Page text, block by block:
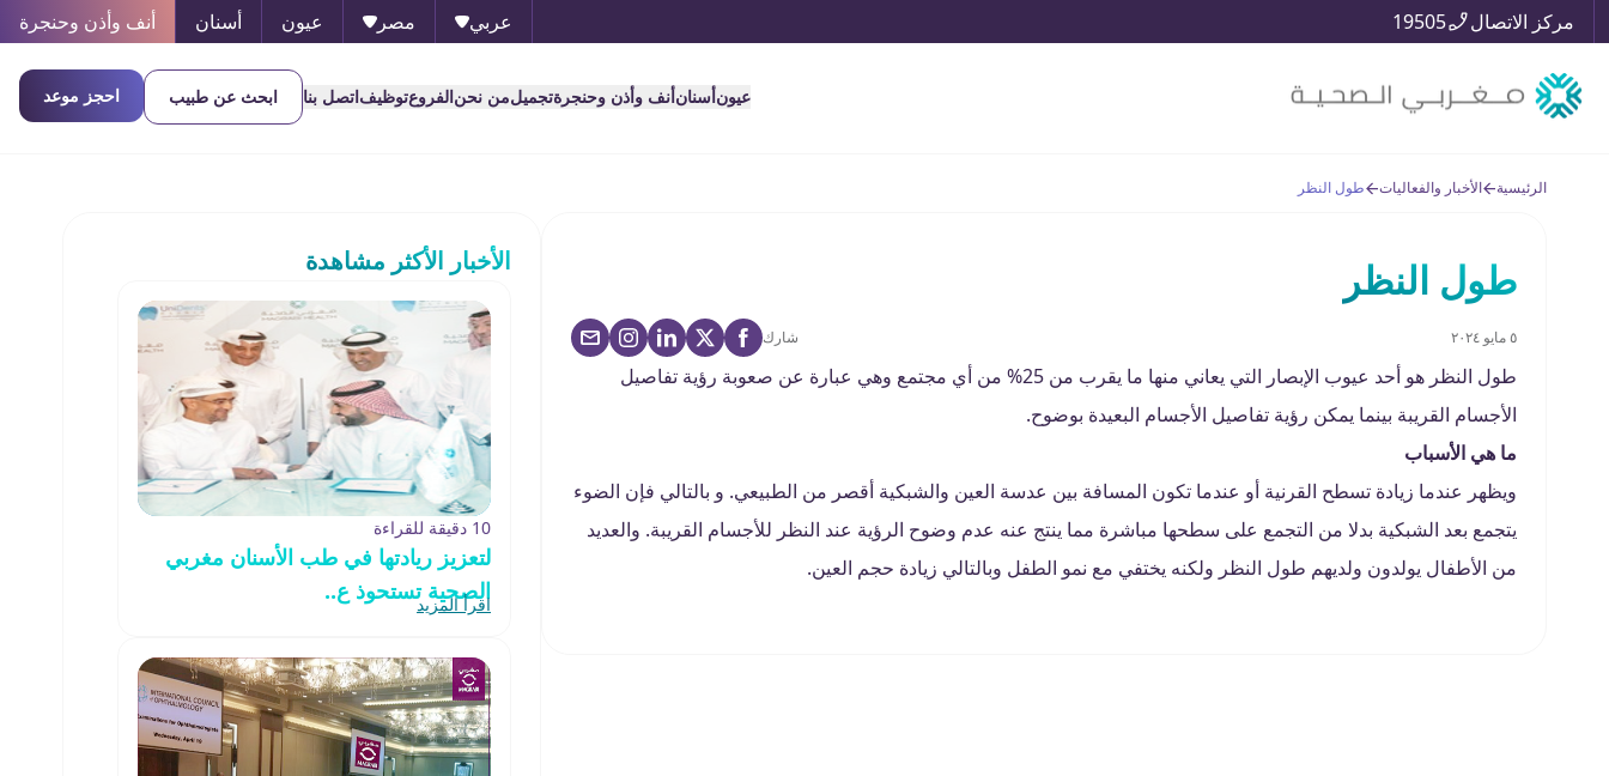
مركز الاتصال 19505 عربي مصر عيون أسنان أنف وأذن وحنجرة
عيونأسنانأنف وأذن وحنجرةتجميلمن نحنالفروعتوظيفاتصل بنا ابحث عن طبيب احجز موعد
الرئيسية الأخبار والفعاليات طول النظر
طول النظر
٥ مايو ٢٠٢٤ شارك
طول النظر هو أحد عيوب الإبصار التي يعاني منها ما يقرب من 25% من أي مجتمع وهي عبارة عن صعوبة رؤية تفاصيل
الأجسام القريبة بينما يمكن رؤية تفاصيل الأجسام البعيدة بوضوح.
ما هي الأسباب
ويظهر عندما زيادة تسطح القرنية أو عندما تكون المسافة بين عدسة العين والشبكية أقصر من الطبيعي. و بالتالي فإن الضوء
يتجمع بعد الشبكية بدلا من التجمع على سطحها مباشرة مما ينتج عنه عدم وضوح الرؤية عند النظر للأجسام القريبة. والعديد
من الأطفال يولدون ولديهم طول النظر ولكنه يختفي مع نمو الطفل وبالتالي زيادة حجم العين.
الأخبار الأكثر مشاهدة
10 دقيقة للقراءة
لتعزيز ريادتها في طب الأسنان مغربي
الصحية تستحوذ ع..
اقرأ المزيد